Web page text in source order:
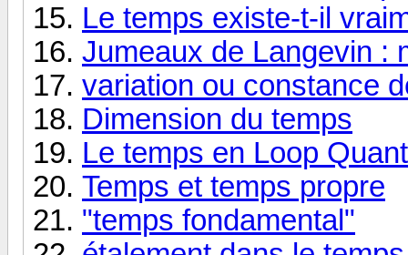
Le temps existe-t-il
Jumeaux de Langevin :
variation ou constance
Dimension du temps
Le temps en Loop
Temps et temps propre
"temps fondamental"